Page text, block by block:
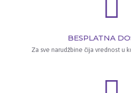
BESPLATNA
Za sve narudžbine čija vrednost u